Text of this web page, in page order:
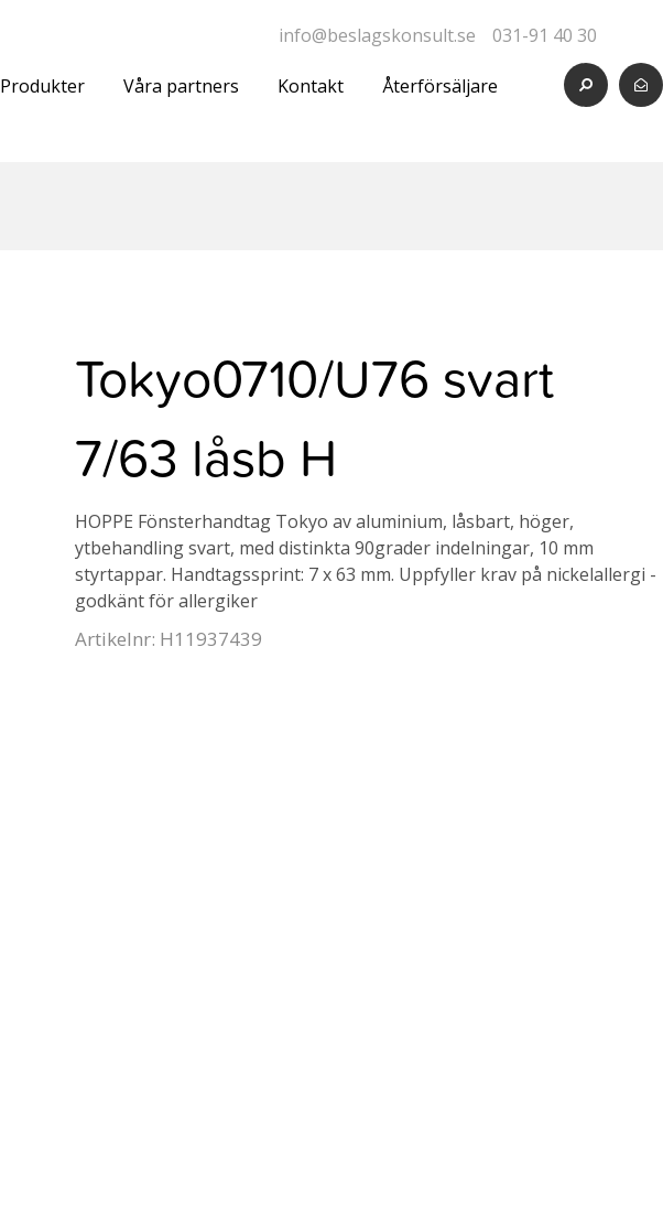
info@beslagskonsult.se 031-91 40 30
Produkter Våra partners Kontakt Återförsäljare
Tokyo0710/U76 svart
7/63 låsb H
HOPPE Fönsterhandtag Tokyo av aluminium, låsbart, höger,
ytbehandling svart, med distinkta 90grader indelningar, 10 mm
styrtappar. Handtagssprint: 7 x 63 mm. Uppfyller krav på nickelallergi -
godkänt för allergiker
Artikelnr: H11937439